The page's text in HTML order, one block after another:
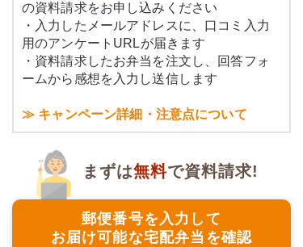
の資料請求をお申し込みください
・入力したメールアドレスに、口コミ入力
用のアンケートURLが届きます
・資料請求したお弁当を注文し、回答フォ
ームから感想を入力し送信します
≫ キャンペーン詳細・注意点について
郵便番号を入力して
お届け可能な宅配弁当を確認
まずは無料で資料請求!